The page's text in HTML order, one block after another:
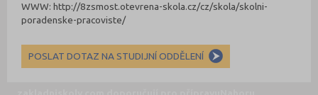
WWW: http://8zsmost.otevrena-skola.cz/cz/skola/skolni-
poradenske-pracoviste/
POSLAT DOTAZ NA STUDIJNÍ ODDĚLENÍ